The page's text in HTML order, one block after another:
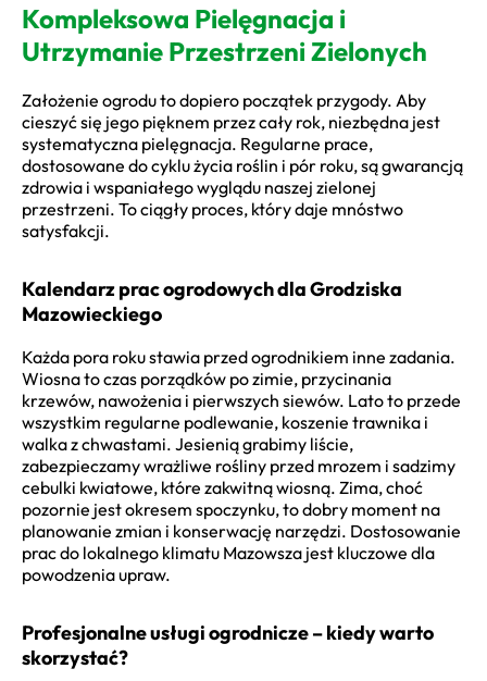
Kompleksowa Pielęgnacja i
Utrzymanie Przestrzeni Zielonych
Założenie ogrodu to dopiero początek przygody. Aby
cieszyć się jego pięknem przez cały rok, niezbędna jest
systematyczna pielęgnacja. Regularne prace,
dostosowane do cyklu życia roślin i pór roku, są gwarancją
zdrowia i wspaniałego wyglądu naszej zielonej
przestrzeni. To ciągły proces, który daje mnóstwo
satysfakcji.
Kalendarz prac ogrodowych dla Grodziska
Mazowieckiego
Każda pora roku stawia przed ogrodnikiem inne zadania.
Wiosna to czas porządków po zimie, przycinania
krzewów, nawożenia i pierwszych siewów. Lato to przede
wszystkim regularne podlewanie, koszenie trawnika i
walka z chwastami. Jesienią grabimy liście,
zabezpieczamy wrażliwe rośliny przed mrozem i sadzimy
cebulki kwiatowe, które zakwitną wiosną. Zima, choć
pozornie jest okresem spoczynku, to dobry moment na
planowanie zmian i konserwację narzędzi. Dostosowanie
prac do lokalnego klimatu Mazowsza jest kluczowe dla
powodzenia upraw.
Profesjonalne usługi ogrodnicze – kiedy warto
skorzystać?